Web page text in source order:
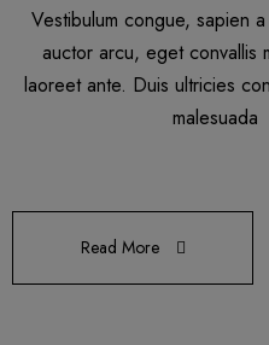
Vestibulum congue, sapien
auctor arcu, eget convallis
laoreet ante. Duis ultricies
Read More